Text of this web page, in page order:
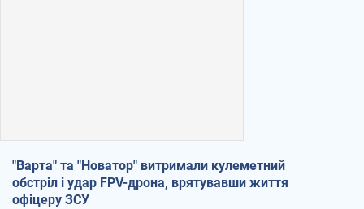
"Варта" та "Новатор" витримали кулеметний
обстріл і удар FPV-дрона, врятувавши життя
офіцеру ЗСУ